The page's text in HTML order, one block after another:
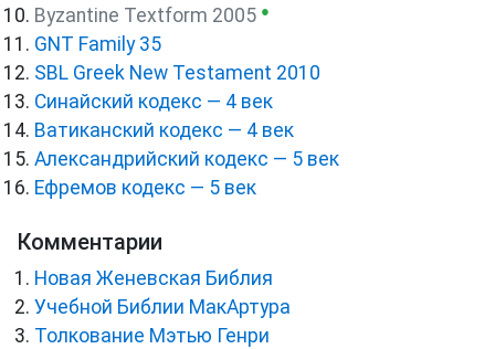
Byzantine Textform 2005 ●
GNT Family 35
SBL Greek New Testament 2010
Синайский кодекс — 4 век
Ватиканский кодекс — 4 век
Александрийский кодекс — 5 век
Ефремов кодекс — 5 век
Комментарии
Новая Женевская Библия
Учебной Библии МакАртура
Толкование Мэтью Генри